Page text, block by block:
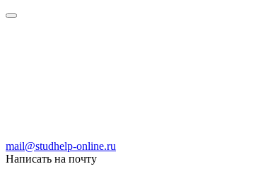
mail@studhelp-online.ru
Написать на почту